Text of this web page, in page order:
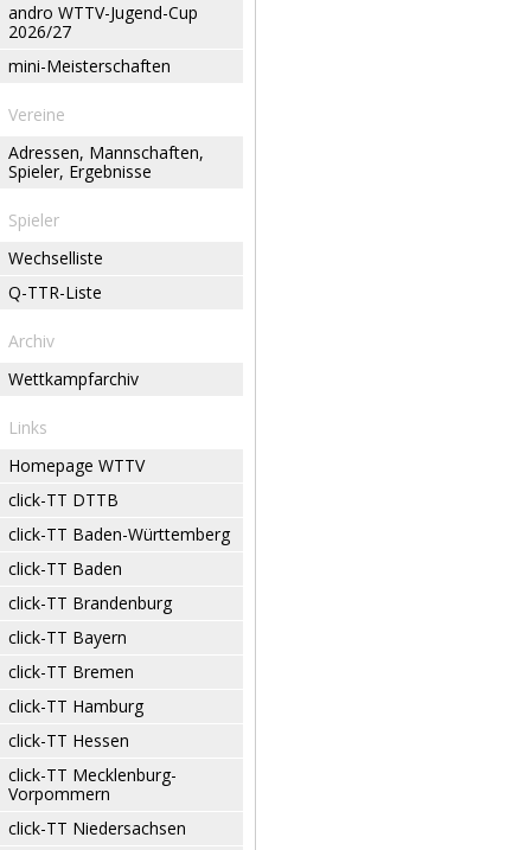
andro WTTV-Jugend-Cup
2026/27
mini-Meisterschaften
Vereine
Adressen, Mannschaften,
Spieler, Ergebnisse
Spieler
Wechselliste
Q-TTR-Liste
Archiv
Wettkampfarchiv
Links
Homepage WTTV
click-TT DTTB
click-TT Baden-Württemberg
click-TT Baden
click-TT Brandenburg
click-TT Bayern
click-TT Bremen
click-TT Hamburg
click-TT Hessen
click-TT Mecklenburg-
Vorpommern
click-TT Niedersachsen